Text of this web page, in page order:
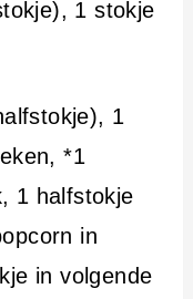
1 stokje
1
*1
1 halfstokje
in
in volgende